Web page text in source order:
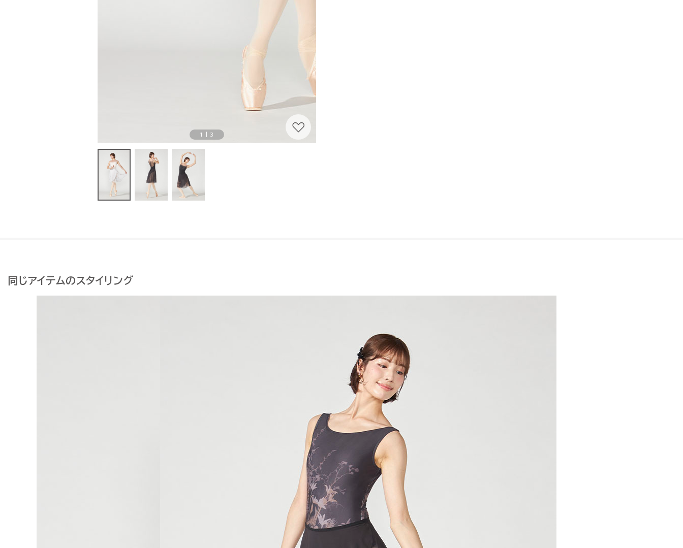
1 3
同じアイテムのスタイリング